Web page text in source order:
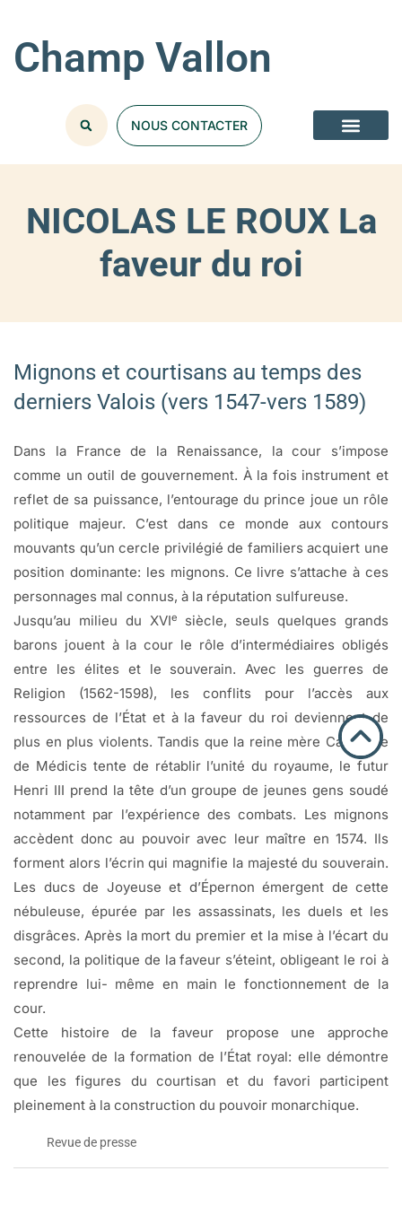
Champ Vallon
NOUS CONTACTER
NICOLAS LE ROUX La
faveur du roi
Mignons et courtisans au temps des
derniers Valois (vers 1547-vers 1589)
Dans la France de la Renaissance, la cour s’impose
comme un outil de gouvernement. À la fois instrument et
reflet de sa puissance, l’entourage du prince joue un rôle
politique majeur. C’est dans ce monde aux contours
mouvants qu’un cercle privilégié de familiers acquiert une
position dominante: les mignons. Ce livre s’attache à ces
personnages mal connus, à la réputation sulfureuse.
Jusqu’au milieu du XVIe
siècle, seuls quelques grands
barons jouent à la cour le rôle d’intermédiaires obligés
entre les élites et le souverain. Avec les guerres de
Religion (1562-1598), les conflits pour l’accès aux
ressources de l’État et à la faveur du roi deviennent de
plus en plus violents. Tandis que la reine mère Catherine
de Médicis tente de rétablir l’unité du royaume, le futur
Henri III prend la tête d’un groupe de jeunes gens soudé
notamment par l’expérience des combats. Les mignons
accèdent donc au pouvoir avec leur maître en 1574. Ils
forment alors l’écrin qui magnifie la majesté du souverain.
Les ducs de Joyeuse et d’Épernon émergent de cette
nébuleuse, épurée par les assassinats, les duels et les
disgrâces. Après la mort du premier et la mise à l’écart du
second, la politique de la faveur s’éteint, obligeant le roi à
reprendre lui- même en main le fonctionnement de la
cour.
Cette histoire de la faveur propose une approche
renouvelée de la formation de l’État royal: elle démontre
que les figures du courtisan et du favori participent
pleinement à la construction du pouvoir monarchique.
Revue de presse